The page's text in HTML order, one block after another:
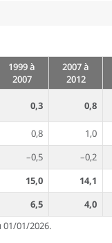
1999 à
2007
2007 à
2012
0,3 0,8
0,8 1,0
–0,5 –0,2
15,0 14,1
6,5 4,0
01/2026.